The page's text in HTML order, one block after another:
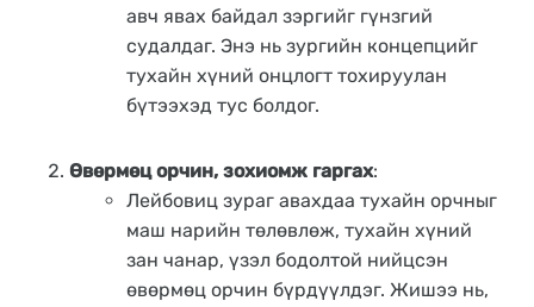
авч явах байдал зэргийг гүнзгий
судалдаг. Энэ нь зургийн концепцийг
тухайн хүний онцлогт тохируулан
бүтээхэд тус болдог.
Өвөрмөц орчин, зохиомж гаргах:
Лейбовиц зураг авахдаа тухайн орчныг
маш нарийн төлөвлөж, тухайн хүний
зан чанар, үзэл бодолтой нийцсэн
өвөрмөц орчин бүрдүүлдэг. Жишээ нь,